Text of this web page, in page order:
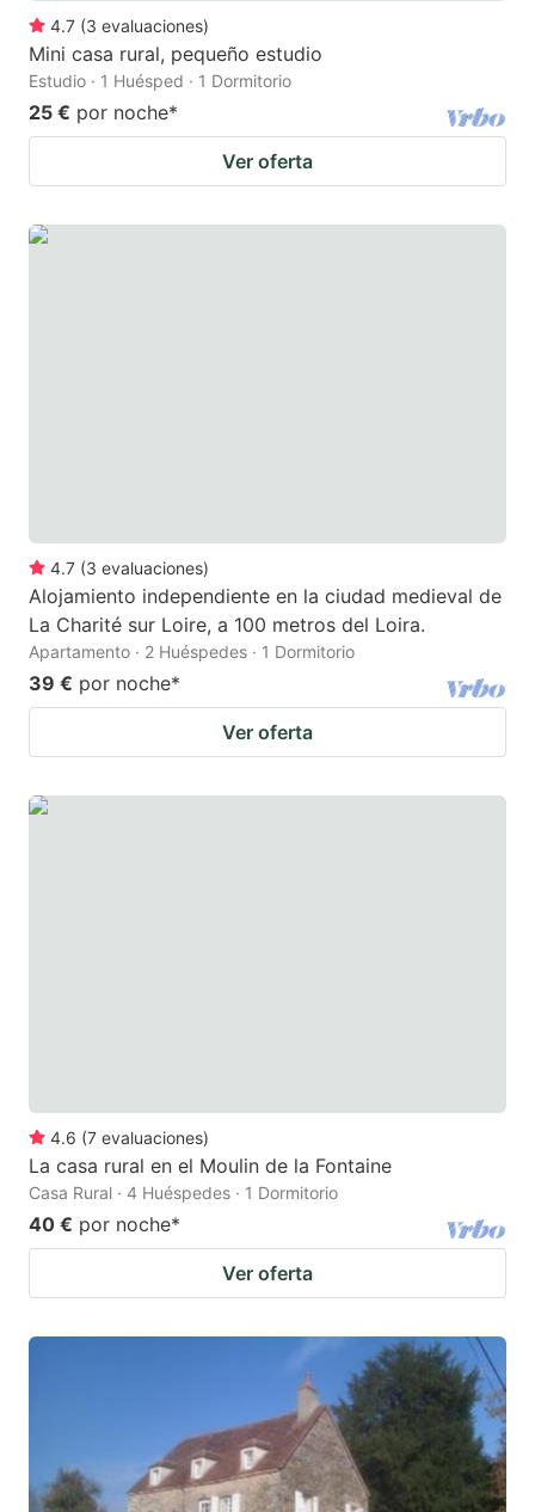
4.7 (3 evaluaciones)
Mini casa rural, pequeño estudio
Estudio · 1 Huésped · 1 Dormitorio
25 € por noche*
Ver oferta
4.7 (3 evaluaciones)
Alojamiento independiente en la ciudad medieval de
La Charité sur Loire, a 100 metros del Loira.
Apartamento · 2 Huéspedes · 1 Dormitorio
39 € por noche*
Ver oferta
4.6 (7 evaluaciones)
La casa rural en el Moulin de la Fontaine
Casa Rural · 4 Huéspedes · 1 Dormitorio
40 € por noche*
Ver oferta